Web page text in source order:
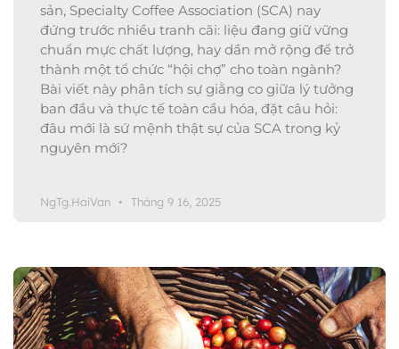
sản, Specialty Coffee Association (SCA) nay
đứng trước nhiều tranh cãi: liệu đang giữ vững
chuẩn mực chất lượng, hay dần mở rộng để trở
thành một tổ chức “hội chợ” cho toàn ngành?
Bài viết này phân tích sự giằng co giữa lý tưởng
ban đầu và thực tế toàn cầu hóa, đặt câu hỏi:
đâu mới là sứ mệnh thật sự của SCA trong kỷ
nguyên mới?
NgTg.HaiVan Tháng 9 16, 2025